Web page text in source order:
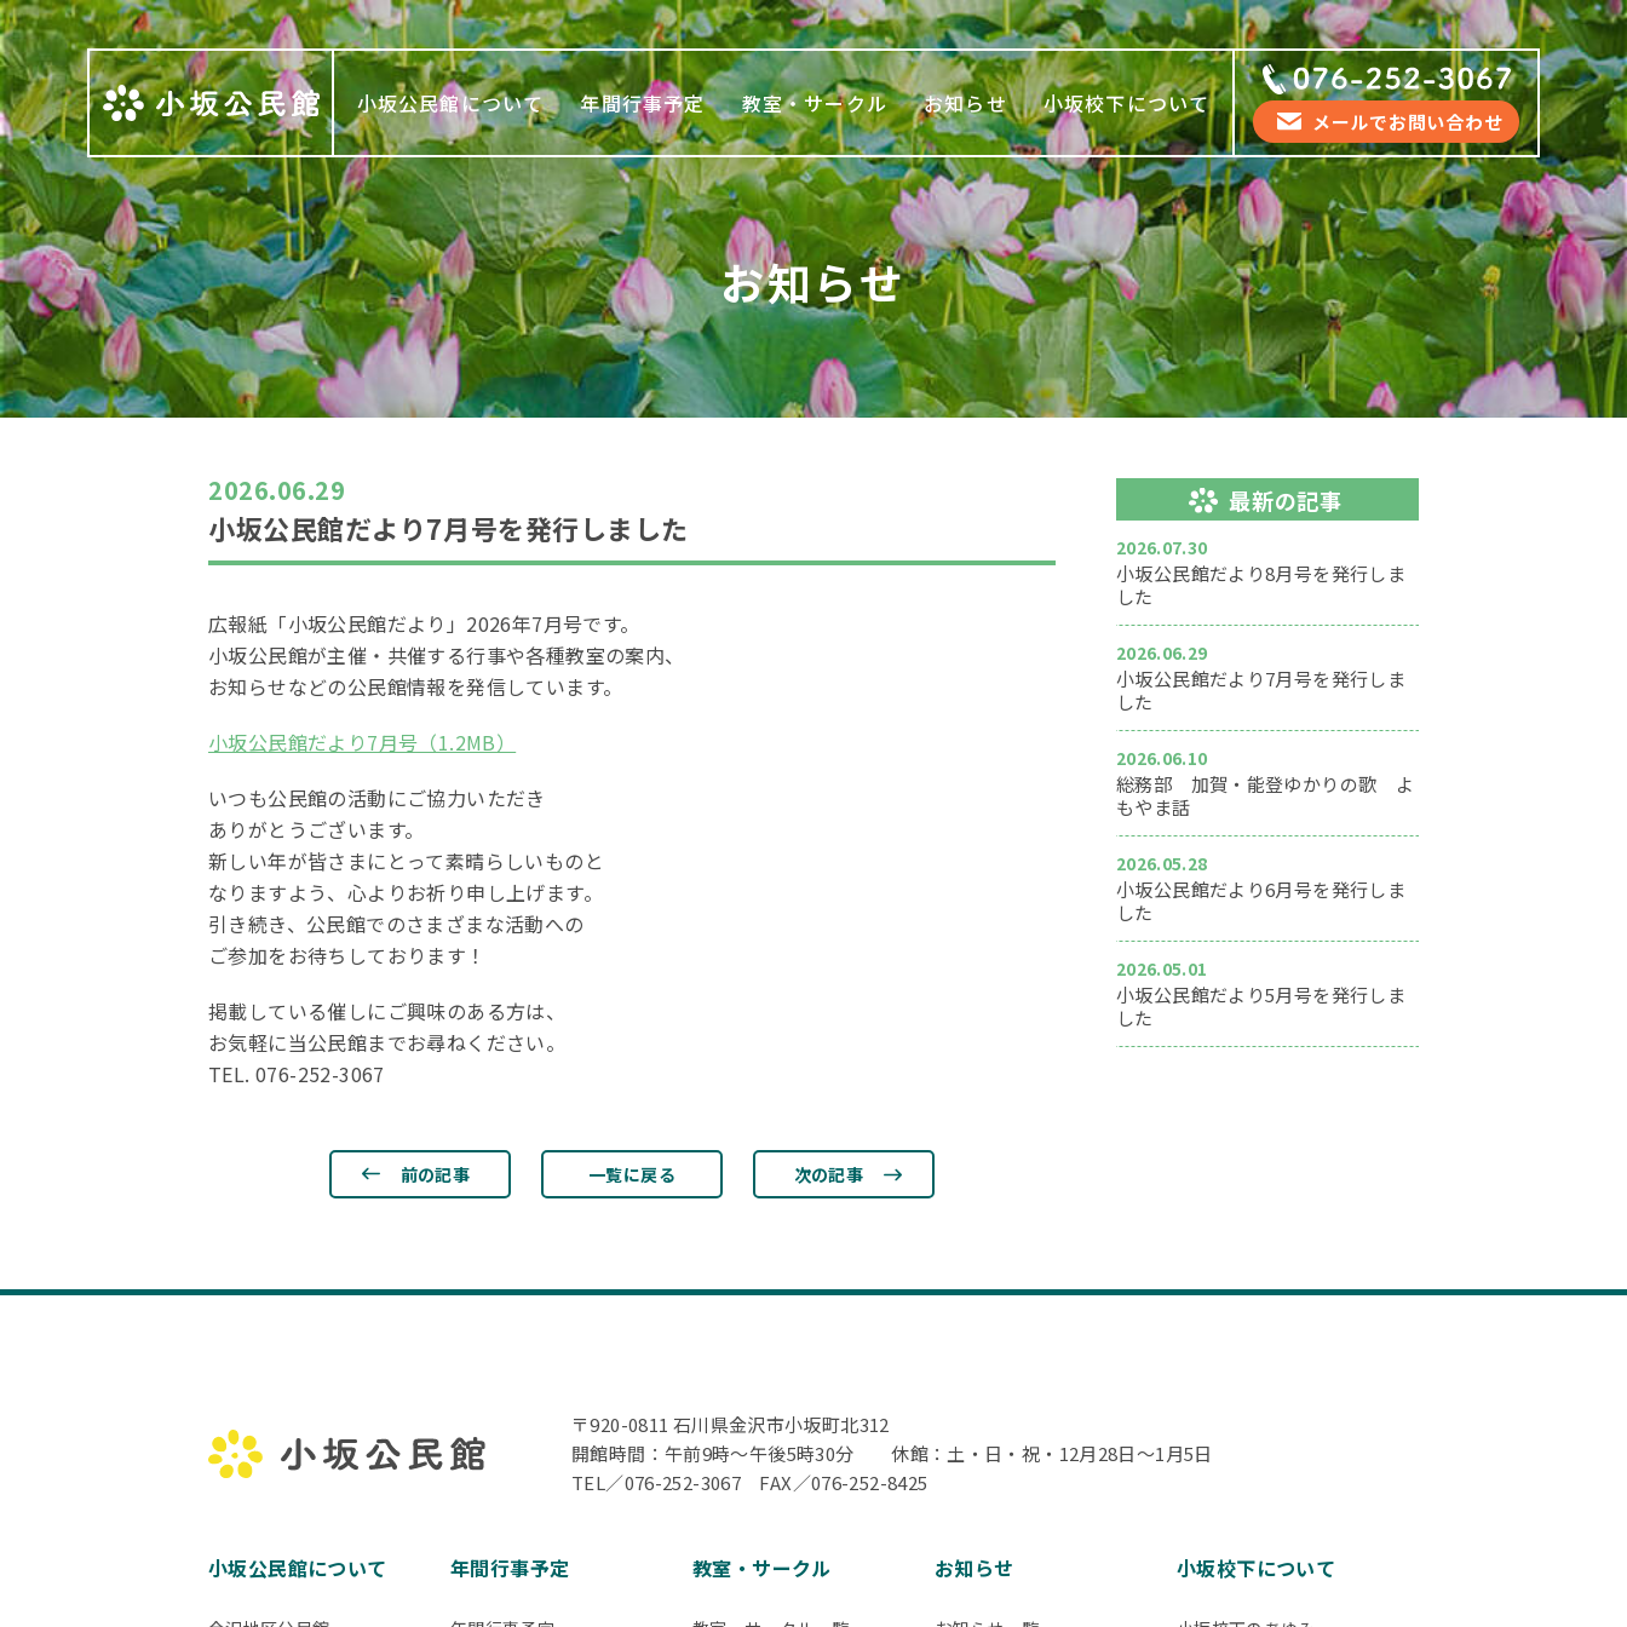
小坂公民館について 年間行事予定 教室・サークル お知らせ 小坂校下について
メールでお問い合わせ
お知らせ
2026.06.29
小坂公民館だより7月号を発行しました
広報紙「小坂公民館だより」2026年7月号です。
小坂公民館が主催・共催する行事や各種教室の案内、
お知らせなどの公民館情報を発信しています。
小坂公民館だより7月号（1.2MB）
いつも公民館の活動にご協力いただき
ありがとうございます。
新しい年が皆さまにとって素晴らしいものと
なりますよう、心よりお祈り申し上げます。
引き続き、公民館でのさまざまな活動への
ご参加をお待ちしております！
掲載している催しにご興味のある方は、
お気軽に当公民館までお尋ねください。
TEL. 076-252-3067
前の記事 一覧に戻る 次の記事
最新の記事
2026.07.30
小坂公民館だより8月号を発行しま
した
2026.06.29
小坂公民館だより7月号を発行しま
した
2026.06.10
総務部 加賀・能登ゆかりの歌 よ
もやま話
2026.05.28
小坂公民館だより6月号を発行しま
した
2026.05.01
小坂公民館だより5月号を発行しま
した
〒920-0811 石川県金沢市小坂町北312
開館時間：午前9時～午後5時30分休館：土・日・祝・12月28日～1月5日
TEL／076-252-3067 FAX／076-252-8425
小坂公民館について 年間行事予定 教室・サークル お知らせ 小坂校下について